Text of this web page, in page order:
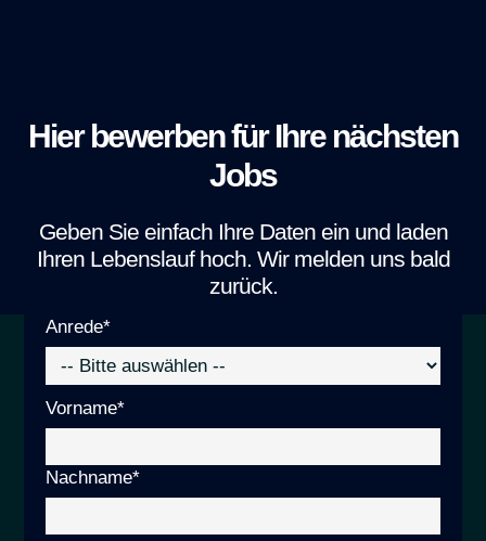
Hier bewerben für Ihre nächsten
Jobs
Geben Sie einfach Ihre Daten ein und laden
Ihren Lebenslauf hoch. Wir melden uns bald
zurück.
Anrede*
Bitte
lasse
Feld
Vorname*
Nachname*